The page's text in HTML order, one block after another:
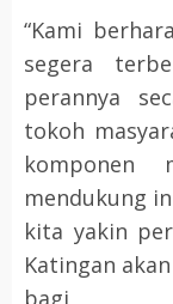
“Kami
segera
perannya
tokoh
komponen
mendukung
kita yakin
Katingan
bagi